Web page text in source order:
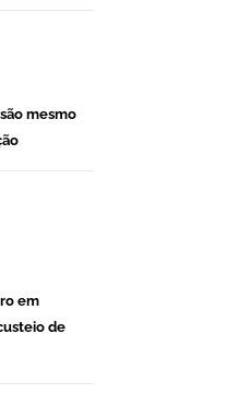
mesmo
em
de